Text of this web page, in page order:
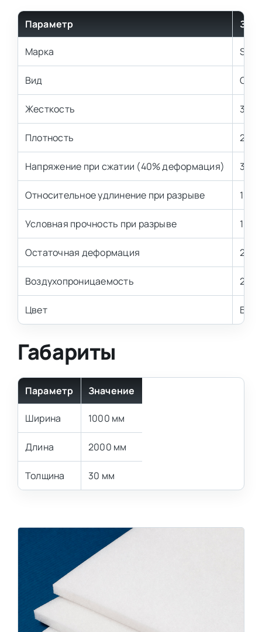
Параметр
Марка
Вид
Жесткость 3,6
Плотность 25
Напряжение при сжатии (40% деформация)
Относительное удлинение при разрыве 110
Условная прочность при разрыве 100
Остаточная деформация 2,1-
Воздухопроницаемость 2,2-
Цвет
Габариты
Параметр Значение
Ширина 1000 мм
Длина 2000 мм
Толщина 30 мм